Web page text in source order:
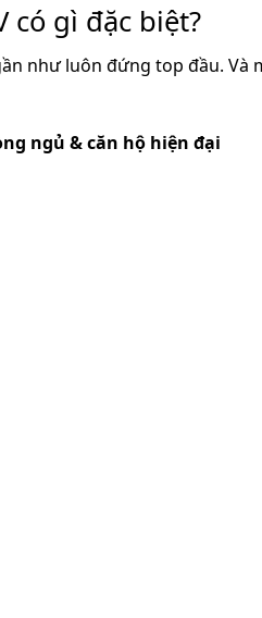
có gì đặc biệt?
như luôn đứng top đầu. Và
ngủ & căn hộ hiện đại